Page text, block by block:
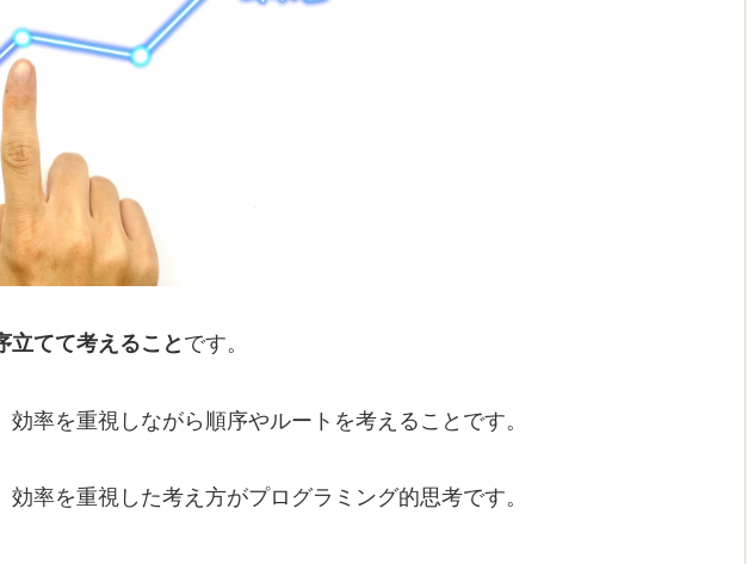
立てて考えること です。
率を重視しながら順序やルートを考えることです。
率を重視した考え方がプログラミング的思考です。